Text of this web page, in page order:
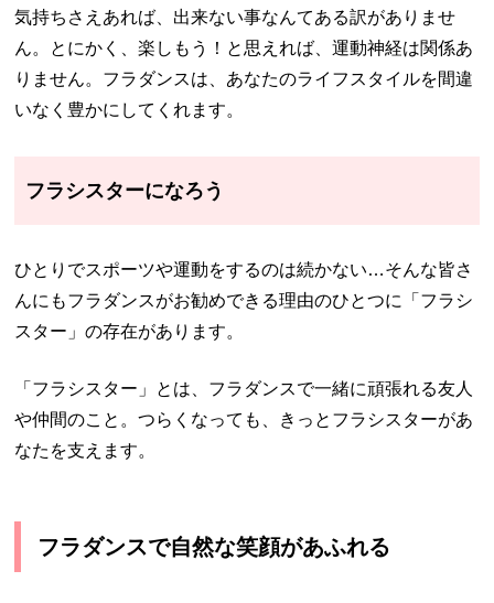
気持ちさえあれば、出来ない事なんてある訳がありませ
ん。とにかく、楽しもう！と思えれば、運動神経は関係あ
りません。フラダンスは、あなたのライフスタイルを間違
いなく豊かにしてくれます。
フラシスターになろう
ひとりでスポーツや運動をするのは続かない…そんな皆さ
んにもフラダンスがお勧めできる理由のひとつに「フラシ
スター」の存在があります。
「フラシスター」とは、フラダンスで一緒に頑張れる友人
や仲間のこと。つらくなっても、きっとフラシスターがあ
なたを支えます。
フラダンスで自然な笑顔があふれる